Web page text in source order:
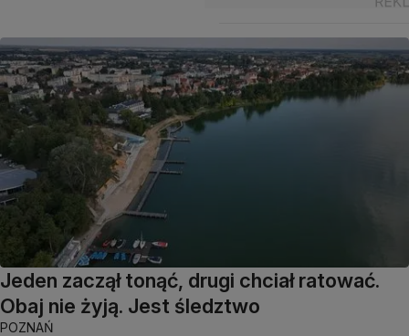
Jeden zaczął tonąć, drugi chciał ratować.
Obaj nie żyją. Jest śledztwo
POZNAŃ